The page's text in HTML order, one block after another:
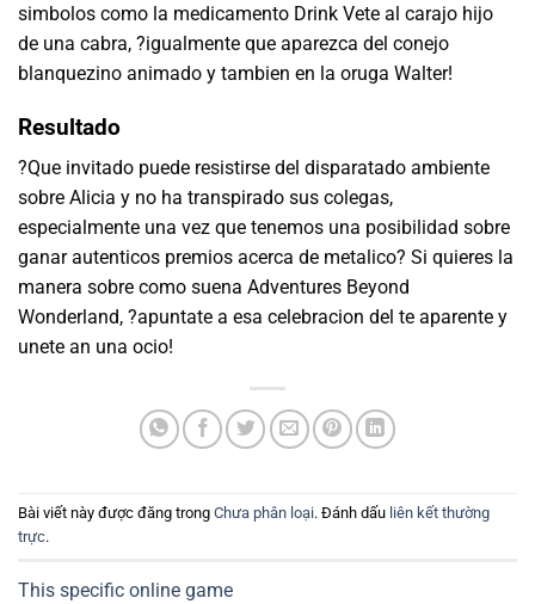
simbolos como la medicamento Drink Vete al carajo hijo
de una cabra, ?igualmente que aparezca del conejo
blanquezino animado y tambien en la oruga Walter!
Resultado
?Que invitado puede resistirse del disparatado ambiente
sobre Alicia y no ha transpirado sus colegas,
especialmente una vez que tenemos una posibilidad sobre
ganar autenticos premios acerca de metalico? Si quieres la
manera sobre como suena Adventures Beyond
Wonderland, ?apuntate a esa celebracion del te aparente y
unete an una ocio!
Bài viết này được đăng trong Chưa phân loại. Đánh dấu liên kết thường
trực.
This specific online game